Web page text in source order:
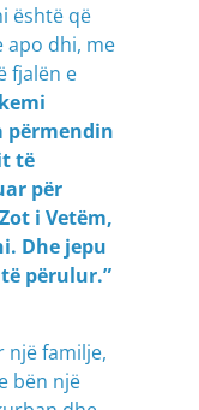
është që
apo dhi, me
fjalën e
përmendin
të
për
i Vetëm,
Dhe jepu
përulur.”
një familje,
bën një